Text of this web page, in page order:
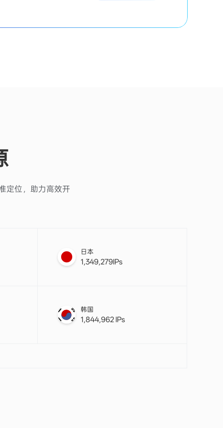
定位，助力高效开
日本
1,349,279IPs
韩国
1,844,962 IPs